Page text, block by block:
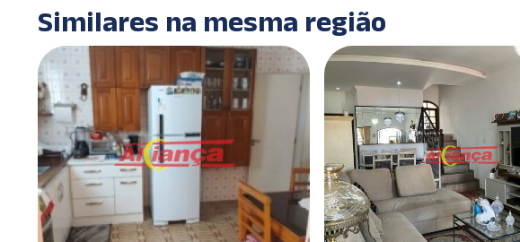
Similares na mesma região